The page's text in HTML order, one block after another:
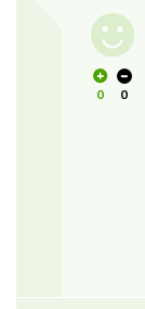
0 0